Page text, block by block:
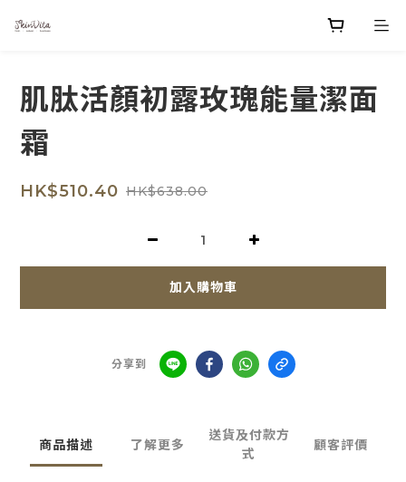
肌肽活顏初露玫瑰能量潔面
霜
HK$510.40 HK$638.00
加入購物車
分享到
商品描述 了解更多
送貨及付款方
式
顧客評價